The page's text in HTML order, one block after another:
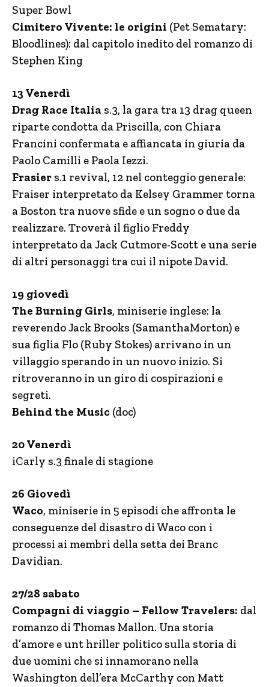
Super Bowl
Cimitero Vivente: le origini (Pet Sematary:
Bloodlines): dal capitolo inedito del romanzo di
Stephen King
13 Venerdì
Drag Race Italia s.3, la gara tra 13 drag queen
riparte condotta da Priscilla, con Chiara
Francini confermata e affiancata in giuria da
Paolo Camilli e Paola Iezzi.
Frasier s.1 revival, 12 nel conteggio generale:
Fraiser interpretato da Kelsey Grammer torna
a Boston tra nuove sfide e un sogno o due da
realizzare. Troverà il figlio Freddy
interpretato da Jack Cutmore-Scott e una serie
di altri personaggi tra cui il nipote David.
19 giovedì
The Burning Girls, miniserie inglese: la
reverendo Jack Brooks (SamanthaMorton) e
sua figlia Flo (Ruby Stokes) arrivano in un
villaggio sperando in un nuovo inizio. Si
ritroveranno in un giro di cospirazioni e
segreti.
Behind the Music (doc)
20 Venerdì
iCarly s.3 finale di stagione
26 Giovedì
Waco, miniserie in 5 episodi che affronta le
conseguenze del disastro di Waco con i
processi ai membri della setta dei Branc
Davidian.
27/28 sabato
Compagni di viaggio – Fellow Travelers: dal
romanzo di Thomas Mallon. Una storia
d’amore e unt hriller politico sulla storia di
due uomini che si innamorano nella
Washington dell’era McCarthy con Matt